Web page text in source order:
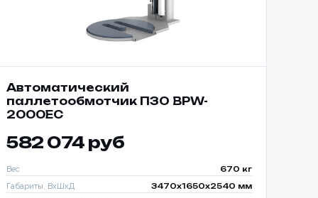
Автоматический
паллетообмотчик ПЗО BPW-
2000EC
582 074 руб
Вес 670 кг
Габариты, ВхШхД 3470х1650х2540 мм